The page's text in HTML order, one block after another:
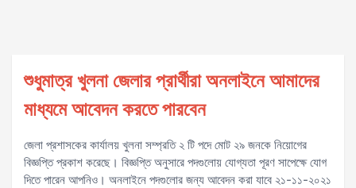
শুধুমাত্র খুলনা জেলার প্রার্থীরা অনলাইনে আমাদের
মাধ্যমে আবেদন করতে পারবেন
জেলা প্রশাসকের কার্যালয় খুলনা সম্প্রতি ২ টি পদে মোট ২৯ জনকে নিয়োগের
বিজ্ঞপ্তি প্রকাশ করেছে। বিজ্ঞপ্তি অনুসারে পদগুলোয় যোগ্যতা পূরণ সাপেক্ষে যোগ
দিতে পারেন আপনিও। অনলাইনে পদগুলোর জন্য আবেদন করা যাবে ২১-১১-২০২১